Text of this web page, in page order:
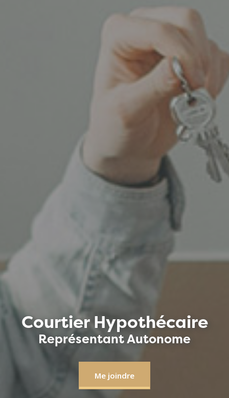
Courtier Hypothécaire
Représentant Autonome
Me joindre